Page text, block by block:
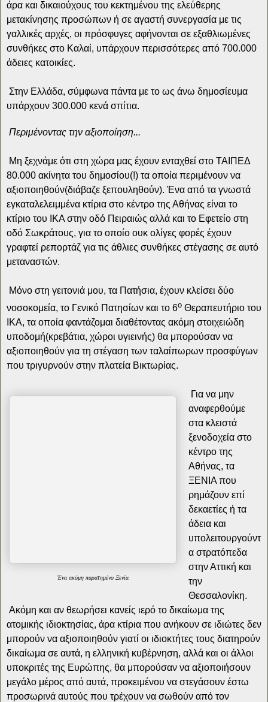
άρα και δικαιούχους του κεκτημένου της ελεύθερης
μετακίνησης προσώπων ή σε αγαστή συνεργασία με τις
γαλλικές αρχές, οι πρόσφυγες αφήνονται σε εξαθλιωμένες
συνθήκες στο Καλαί, υπάρχουν περισσότερες από 700.000
άδειες κατοικίες.
Στην Ελλάδα, σύμφωνα πάντα με το ως άνω δημοσίευμα
υπάρχουν 300.000 κενά σπίτια.
Περιμένοντας την αξιοποίηση...
Μη ξεχνάμε ότι στη χώρα μας έχουν ενταχθεί στο ΤΑΙΠΕΔ
80.000 ακίνητα του δημοσίου(!) τα οποία περιμένουν να
αξιοποιηθούν(διάβαζε ξεπουληθούν). Ένα από τα γνωστά
εγκαταλελειμμένα κτίρια στο κέντρο της Αθήνας είναι το
κτίριο του ΙΚΑ στην οδό Πειραιώς αλλά και το Εφετείο στη
οδό Σωκράτους, για το οποίο ουκ ολίγες φορές έχουν
γραφτεί ρεπορτάζ για τις άθλιες συνθήκες στέγασης σε αυτό
μεταναστών.
Μόνο στη γειτονιά μου, τα Πατήσια, έχουν κλείσει δύο
νοσοκομεία, το Γενικό Πατησίων και το 6ο Θεραπευτήριο του
ΙΚΑ, τα οποία φαντάζομαι διαθέτοντας ακόμη στοιχειώδη
υποδομή(κρεβάτια, χώροι υγιεινής) θα μπορούσαν να
αξιοποιηθούν για τη στέγαση των ταλαίπωρων προσφύγων
που τριγυρνούν στην πλατεία Βικτωρίας.
Ένα ακόμη παρατημένο Ξενία
Για να μην
αναφερθούμε
στα κλειστά
ξενοδοχεία στο
κέντρο της
Αθήνας, τα
ΞΕΝΙΑ που
ρημάζουν επί
δεκαετίες ή τα
άδεια και
υπολειτουργούντ
α στρατόπεδα
στην Αττική και
την
Θεσσαλονίκη.
Ακόμη και αν θεωρήσει κανείς ιερό το δικαίωμα της
ατομικής ιδιοκτησίας, άρα κτίρια που ανήκουν σε ιδιώτες δεν
μπορούν να αξιοποιηθούν γιατί οι ιδιοκτήτες τους διατηρούν
δικαίωμα σε αυτά, η ελληνική κυβέρνηση, αλλά και οι άλλοι
υποκριτές της Ευρώπης, θα μπορούσαν να αξιοποιήσουν
μεγάλο μέρος από αυτά, προκειμένου να στεγάσουν έστω
προσωρινά αυτούς που τρέχουν να σωθούν από τον